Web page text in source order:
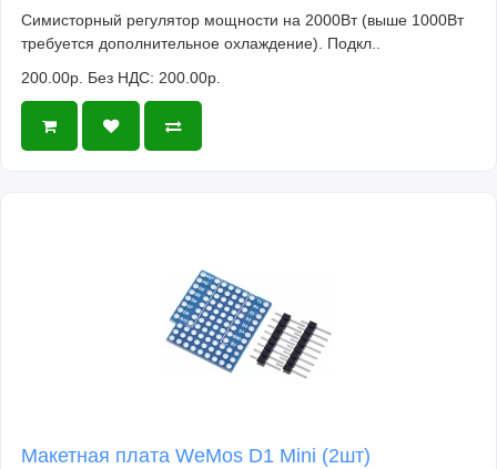
Симисторный регулятор мощности на 2000Вт (выше 1000Вт
требуется дополнительное охлаждение). Подкл..
200.00р. Без НДС: 200.00р.
Макетная плата WeMos D1 Mini (2шт)